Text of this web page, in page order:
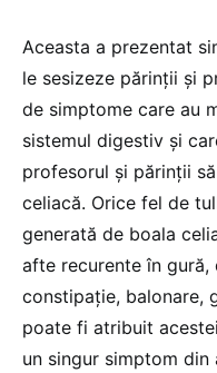
Aceasta a prezentat
le sesizeze părinții și
de simptome care au
sistemul digestiv și
profesorul și părinții
celiacă. Orice fel de
generată de boala
afte recurente în
constipație, balonare,
poate fi atribuit
un singur simptom din